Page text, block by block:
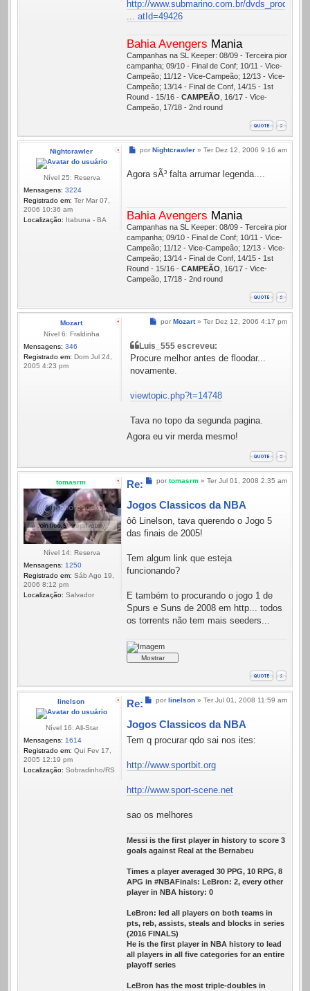
http://www.submarino.com.br/dvds_produc
... atId=49426
Bahia Avengers Mania
Campanhas na SL Keeper: 08/09 - Terceira pior
campanha; 09/10 - Final de Conf; 10/11 - Vice-
Campeão; 11/12 - Vice-Campeão; 12/13 - Vice-
Campeão; 13/14 - Final de Conf, 14/15 - 1st
Round - 15/16 - CAMPEÃO , 16/17 - Vice-
Campeão, 17/18 - 2nd round
Nightcrawler
Nível 25: Reserva
Mensagens: 3224
Registrado em: Ter Mar 07,
2006 10:36 am
Localização: Itabuna - BA
Mensagem
por Nightcrawler » Ter Dez 12, 2006 9:16 am
Agora sÃ³ falta arrumar legenda....
Bahia Avengers Mania
Campanhas na SL Keeper: 08/09 - Terceira pior
campanha; 09/10 - Final de Conf; 10/11 - Vice-
Campeão; 11/12 - Vice-Campeão; 12/13 - Vice-
Campeão; 13/14 - Final de Conf, 14/15 - 1st
Round - 15/16 - CAMPEÃO , 16/17 - Vice-
Campeão, 17/18 - 2nd round
Mozart
Nível 6: Fraldinha
Mensagens: 346
Registrado em: Dom Jul 24,
2005 4:23 pm
Mensagem
por Mozart» Ter Dez 12, 2006 4:17 pm
Luis_555 escreveu:
Procure melhor antes de floodar...
novamente.
viewtopic.php?t=14748
Tava no topo da segunda pagina.
Agora eu vir merda mesmo!
tomasrm
Nível 14: Reserva
Mensagens: 1250
Registrado em: Sáb Ago 19,
2006 8:12 pm
Localização: Salvador
Mensagem
por tomasrm » Ter Jul 01, 2008 2:35 am
Re:
Jogos Classicos da NBA
ôô Linelson, tava querendo o Jogo 5
das finais de 2005!
Tem algum link que esteja
funcionando?
E também to procurando o jogo 1 de
Spurs e Suns de 2008 em http... todos
os torrents não tem mais seeders...
linelson
Nível 16: All-Star
Mensagens: 1614
Registrado em: Qui Fev 17,
2005 12:19 pm
Localização: Sobradinho/RS
Mensagem
por linelson » Ter Jul 01, 2008 11:59 am
Re:
Jogos Classicos da NBA
Tem q procurar qdo sai nos ites:
http://www.sportbit.org
http://www.sport-scene.net
sao os melhores
Messi is the first player in history to score 3
goals against Real at the Bernabeu
Times a player averaged 30 PPG, 10 RPG, 8
APG in #NBAFinals: LeBron: 2, every other
player in NBA history: 0
LeBron: led all players on both teams in
pts, reb, assists, steals and blocks in series
(2016 FINALS)
He is the first player in NBA history to lead
all players in all five categories for an entire
playoff series
LeBron has the most triple-doubles in